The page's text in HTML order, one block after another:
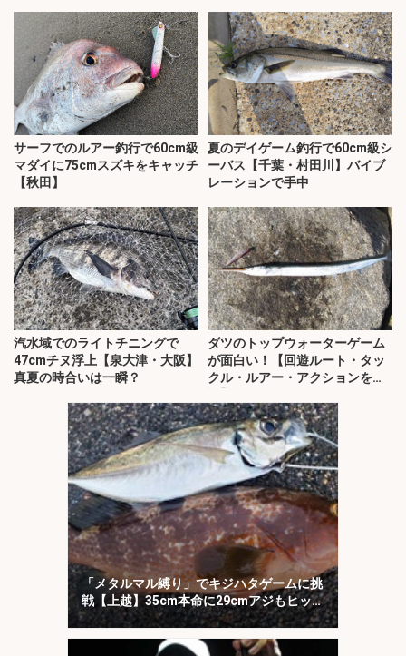
サーフでのルアー釣行で60cm級
マダイに75cmスズキをキャッチ
【秋田】
夏のデイゲーム釣行で60cm級シ
ーバス【千葉・村田川】バイブ
レーションで手中
汽水域でのライトチニングで
47cmチヌ浮上【泉大津・大阪】
真夏の時合いは一瞬？
ダツのトップウォーターゲーム
が面白い！【回遊ルート・タッ
クル・ルアー・アクションを解
「メタルマル縛り」でキジハタゲームに挑
戦【上越】35cm本命に29cmアジもヒッ
ト！